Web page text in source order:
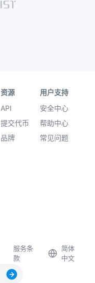
资源
API
提交代币
品牌
用户支持
安全中心
帮助中心
常见问题
服务条
款
简体
中文